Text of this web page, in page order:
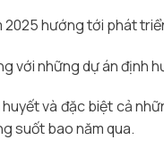
2025 hướng tới phát
với những dự án định
và đặc biệt cả
suốt bao năm qua.